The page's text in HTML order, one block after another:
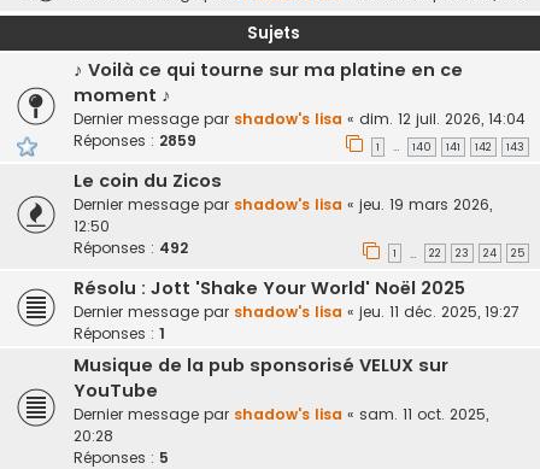
r
Sujets
♪ Voilà ce qui tourne sur ma platine en ce
moment ♪
Dernier message par shadow's lisa « dim. 12 juil. 2026, 14:04
Réponses : 2859 1 … 140 141 142 143
Le coin du Zicos
Dernier message par shadow's lisa « jeu. 19 mars 2026,
12:50
Réponses : 492 1 … 22 23 24 25
Résolu : Jott 'Shake Your World' Noël 2025
Dernier message par shadow's lisa « jeu. 11 déc. 2025, 19:27
Réponses : 1
Musique de la pub sponsorisé VELUX sur
YouTube
Dernier message par shadow's lisa « sam. 11 oct. 2025,
20:28
Réponses : 5